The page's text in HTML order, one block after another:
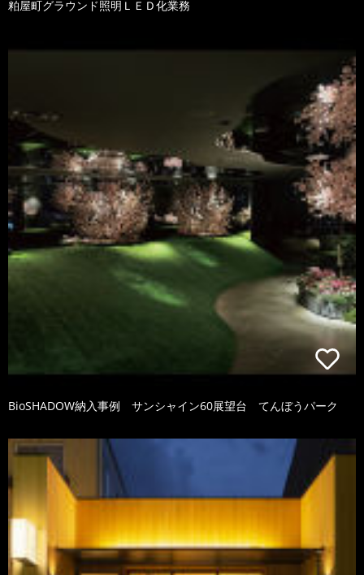
粕屋町グラウンド照明ＬＥＤ化業務
BioSHADOW納入事例 サンシャイン60展望台 てんぼうパーク